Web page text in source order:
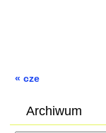
« cze
Archiwum